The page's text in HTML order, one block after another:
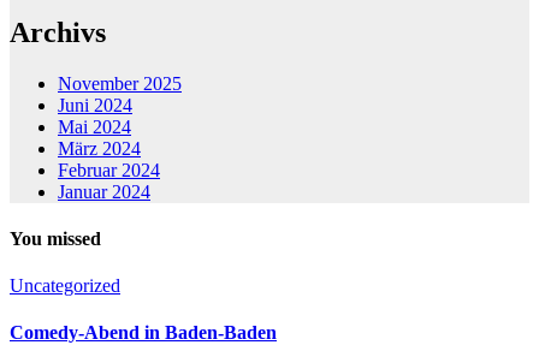
Archivs
November 2025
Juni 2024
Mai 2024
März 2024
Februar 2024
Januar 2024
You missed
Uncategorized
Comedy-Abend in Baden-Baden